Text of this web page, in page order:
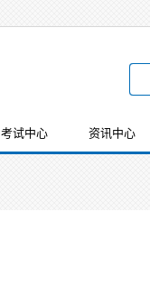
考试中心 资讯中心